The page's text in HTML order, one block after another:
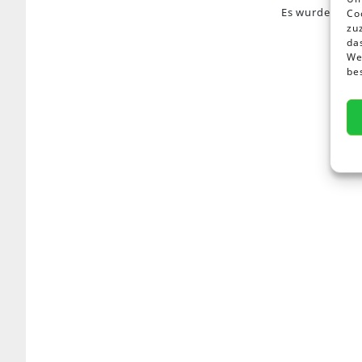
Es wurden